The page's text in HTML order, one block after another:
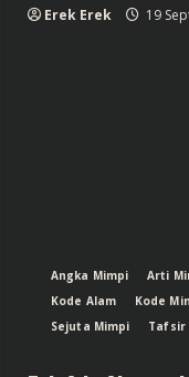
Erek Erek 19
Angka Mimpi Arti
Kode Alam
Kode
Sejuta Mimpi
Tafsir